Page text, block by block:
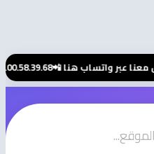
للتسجيل